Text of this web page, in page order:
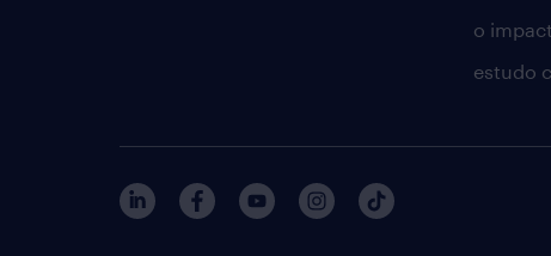
o
estudo